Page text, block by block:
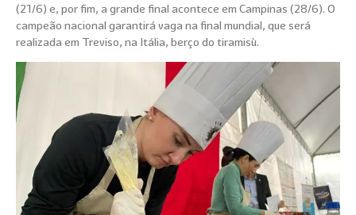
(21/6) e, por fim, a grande final acontece em Campinas (28/6). O
campeão nacional garantirá vaga na final mundial, que será
realizada em Treviso, na Itália, berço do tiramisù.